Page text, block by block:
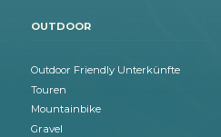
OUTDOOR
Outdoor Friendly Unterkünfte
Touren
Mountainbike
Gravel